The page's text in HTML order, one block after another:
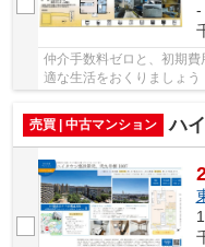
-
仲介手数料ゼロと、初期
適な生活をおくりましょ
売買 | 中古マンション
ハイタ